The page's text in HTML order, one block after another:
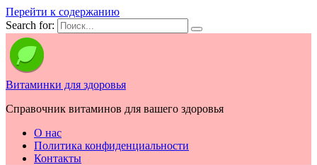
Перейти к содержанию
Search for:
Витаминки для здоровья
Справочник витаминов для вашего здоровья
О нас
Политика конфиденциальности
Контакты